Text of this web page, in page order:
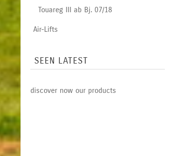
Touareg III ab Bj. 07/18
Air-Lifts
SEEN LATEST
discover now our products